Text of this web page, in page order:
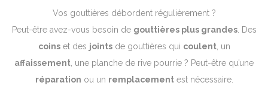
Vos gouttières débordent régulièrement ?
Peut-être avez-vous besoin de gouttières plus grandes. Des
coinset des jointsde gouttières qui coulent, un
affaissement , une planche de rive pourrie ? Peut-être qu’une
réparation ou un remplacementest nécessaire.